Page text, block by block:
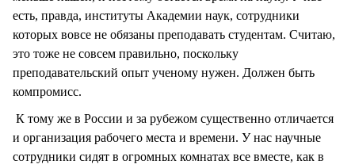
есть, правда, институты Академии наук, сотрудники
которых вовсе не обязаны преподавать студентам. Считаю,
это тоже не совсем правильно, поскольку
преподавательский опыт ученому нужен. Должен быть
компромисс.
К тому же в России и за рубежом существенно отличается
и организация рабочего места и времени. У нас научные
сотрудники сидят в огромных комнатах все вместе, как в